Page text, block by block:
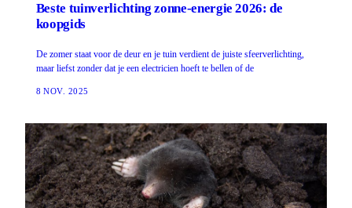
Beste tuinverlichting zonne-energie 2026: de
koopgids
De zomer staat voor de deur en je tuin verdient de juiste sfeerverlichting,
maar liefst zonder dat je een electricien hoeft te bellen of de
8 NOV. 2025